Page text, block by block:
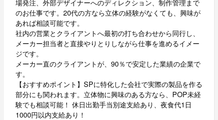
のお仕事です。20代の方なら立体の経験がなくても、興味が
あれば相談可能です。
社内の営業とクライアントへ最初の打ち合わせから同行し、
メーカー担当者と直接やりとりしながら仕事を進めるイメー
ジです。
メーカー直のクライアントが、90％で安定した業績の企業で
す。
【おすすめポイント】SPに特化した会社で実際の製品を作る
部分にも関われます。立体物に興味のある方なら、POP未経
験でも相談可能！ 休日出勤手当別途支給あり、夜食代1日
1000円以内支給あり！